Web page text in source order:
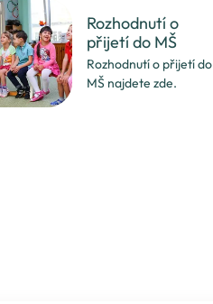
Rozhodnutí o
přijetí do MŠ
Rozhodnutí o přijetí do
MŠ najdete zde.